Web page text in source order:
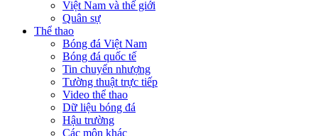
Việt Nam và thế giới
Quân sự
Thể thao
Bóng đá Việt Nam
Bóng đá quốc tế
Tin chuyển nhượng
Tường thuật trực tiếp
Video thể thao
Dữ liệu bóng đá
Hậu trường
Các môn khác